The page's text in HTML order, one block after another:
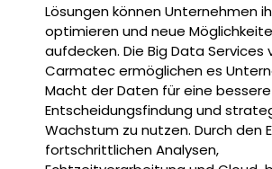
Lösungen können Unternehmen
optimieren und neue
aufdecken. Die Big Data Services
Carmatec ermöglichen es
Macht der Daten für eine bessere
Entscheidungsfindung und
Wachstum zu nutzen. Durch den
fortschrittlichen Analysen,